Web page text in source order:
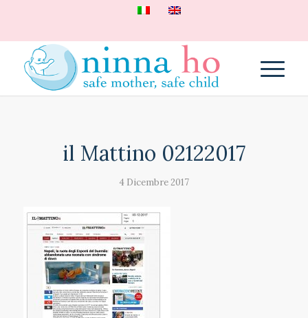
il Mattino 02122017
4 Dicembre 2017